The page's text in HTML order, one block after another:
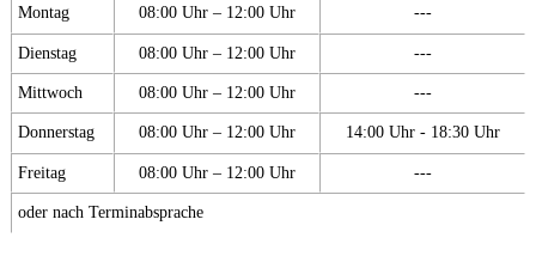
Montag 08:00 Uhr – 12:00 Uhr ---
Dienstag 08:00 Uhr – 12:00 Uhr ---
Mittwoch 08:00 Uhr – 12:00 Uhr ---
Donnerstag 08:00 Uhr – 12:00 Uhr 14:00 Uhr - 18:30 Uhr
Freitag 08:00 Uhr – 12:00 Uhr ---
oder nach Terminabsprache